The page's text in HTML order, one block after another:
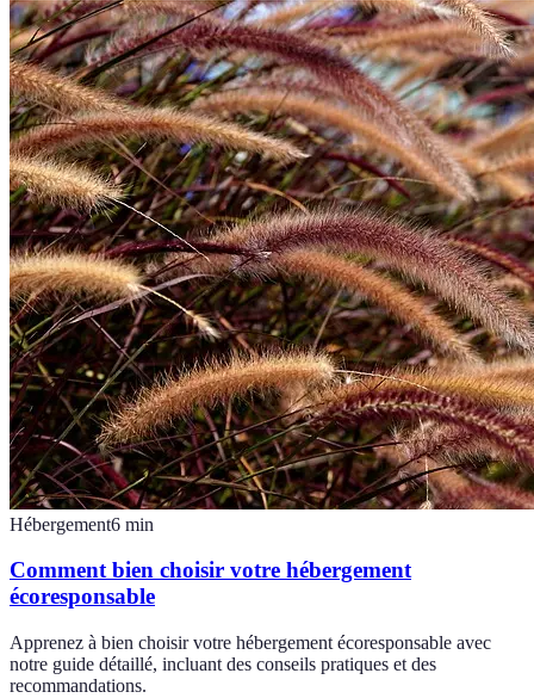
Hébergement6 min
Comment bien choisir votre hébergement
écoresponsable
Apprenez à bien choisir votre hébergement écoresponsable avec
notre guide détaillé, incluant des conseils pratiques et des
recommandations.